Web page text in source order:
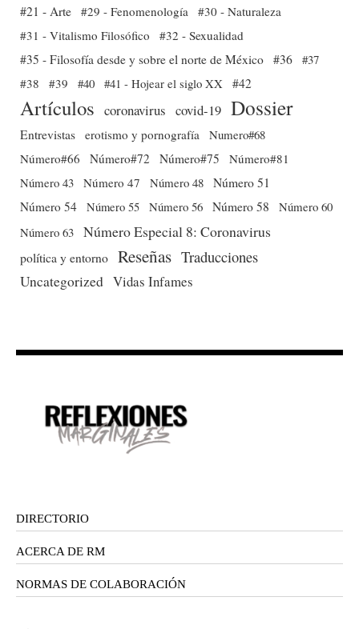
#21 - Arte #29 - Fenomenología
#30 - Naturaleza
#31 - Vitalismo Filosófico
#32 - Sexualidad
#35 - Filosofía desde y sobre el norte de México #36 #37
#38
#39 #40 #41 - Hojear el siglo XX #42
Artículos coronavirus covid-19 Dossier
Entrevistas erotismo y pornografía
Numero#68
Número#66
Número#72 Número#75
Número#81
Número 43 Número 47 Número 48 Número 51
Número 54 Número 55 Número 56 Número 58
Número 60
Número 63 Número Especial 8: Coronavirus
política y entorno Reseñas Traducciones
Uncategorized Vidas Infames
DIRECTORIO
ACERCA DE RM
NORMAS DE COLABORACIÓN